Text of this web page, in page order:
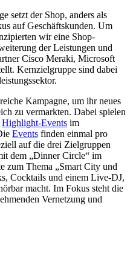
setzt der Shop, anders als
auf Geschäftskunden. Um
wir eine Shop-
der Leistungen und
Cisco Meraki, Microsoft
Kernzielgruppe sind dabei
Kampagne, um ihr neues
zu vermarkten. Dabei spielen
Highlight-Events im
Events finden einmal pro
auf die drei Zielgruppen
dem „Dinner Circle“ im
zum Thema „Smart City und
Cocktails und einem Live-DJ,
macht. Im Fokus steht die
Vernetzung und